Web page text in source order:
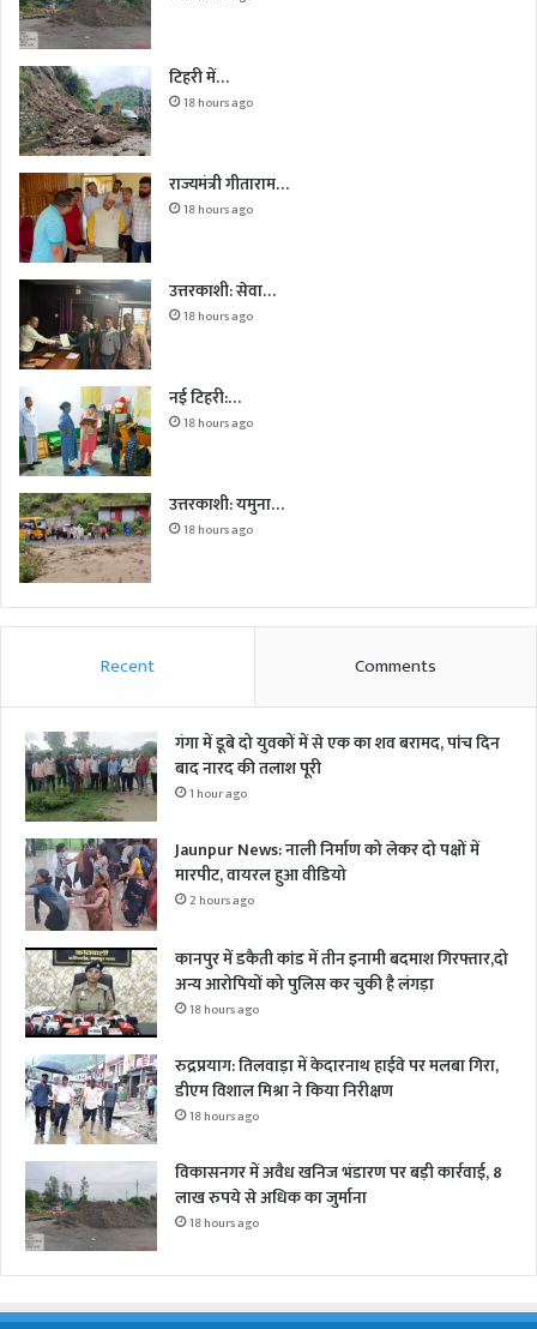
टिहरी में…
18 hours ago
राज्यमंत्री गीताराम…
18 hours ago
उत्तरकाशी: सेवा…
18 hours ago
नई टिहरी:…
18 hours ago
उत्तरकाशी: यमुना…
18 hours ago
Recent Comments
गंगा में डूबे दो युवकों में से एक का शव बरामद, पांच दिन
बाद नारद की तलाश पूरी
1 hour ago
Jaunpur News: नाली निर्माण को लेकर दो पक्षों में
मारपीट, वायरल हुआ वीडियो
2 hours ago
कानपुर में डकैती कांड में तीन इनामी बदमाश गिरफ्तार,दो
अन्य आरोपियों को पुलिस कर चुकी है लंगड़ा
18 hours ago
रुद्रप्रयाग: तिलवाड़ा में केदारनाथ हाईवे पर मलबा गिरा,
डीएम विशाल मिश्रा ने किया निरीक्षण
18 hours ago
विकासनगर में अवैध खनिज भंडारण पर बड़ी कार्रवाई, 8
लाख रुपये से अधिक का जुर्माना
18 hours ago